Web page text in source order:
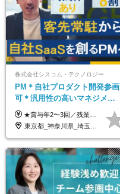
株式会社シスコム・テクノロジー
PM＊自社プロダクト開発参画
可＊汎用性の高いマネジメン
トスキル＊年収1000万以上可
★賞与年2〜3回／残業代全額支給／子ども手当（月1万円）／誕生日手当（年1回1万円）★ ＜初年度の想定年収:600万円～800万円＞ 月給50万7000円～70万4000円＋賞与年2回＋決算賞与 ※経験・能力を考慮のうえ決定します。 ※専門性を高めながらチームを牽引する「プロジェクト推進力」を高く評価し、給与へダイレクトに反映します。 ※試用期間6ヶ月（待遇変動なし） 年収800万円以上も⽬指せます。 経験・スキル・前職給与を最大限に考慮し、 ご納得いただける条件を提示します。 【賞与】 年2〜3回支給（7月・12月＋業績により決算賞与） 当社では、目の前の案件による固定報酬だけが評価の全てではありません。 メンバー育成、現場でのポジション拡大、 ナレッジの共有、そして組織づくりへの参画など、 「会社への貢献度（ビジネスプロセス）」 を昇給・賞与へダイレクトに反映しています。 専門性を高める「技術」と、チームを前進させる「プロジェクト推進」。 この両輪を回すことで、確かなスキル成長と年収アップを同時に実現できる環境です。
東京都_神奈川県_埼玉県_千葉県